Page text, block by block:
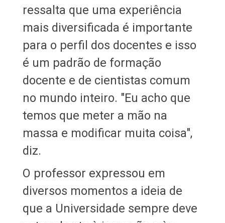
ressalta que uma experiência
mais diversificada é importante
para o perfil dos docentes e isso
é um padrão de formação
docente e de cientistas comum
no mundo inteiro. "Eu acho que
temos que meter a mão na
massa e modificar muita coisa",
diz.
O professor expressou em
diversos momentos a ideia de
que a Universidade sempre deve